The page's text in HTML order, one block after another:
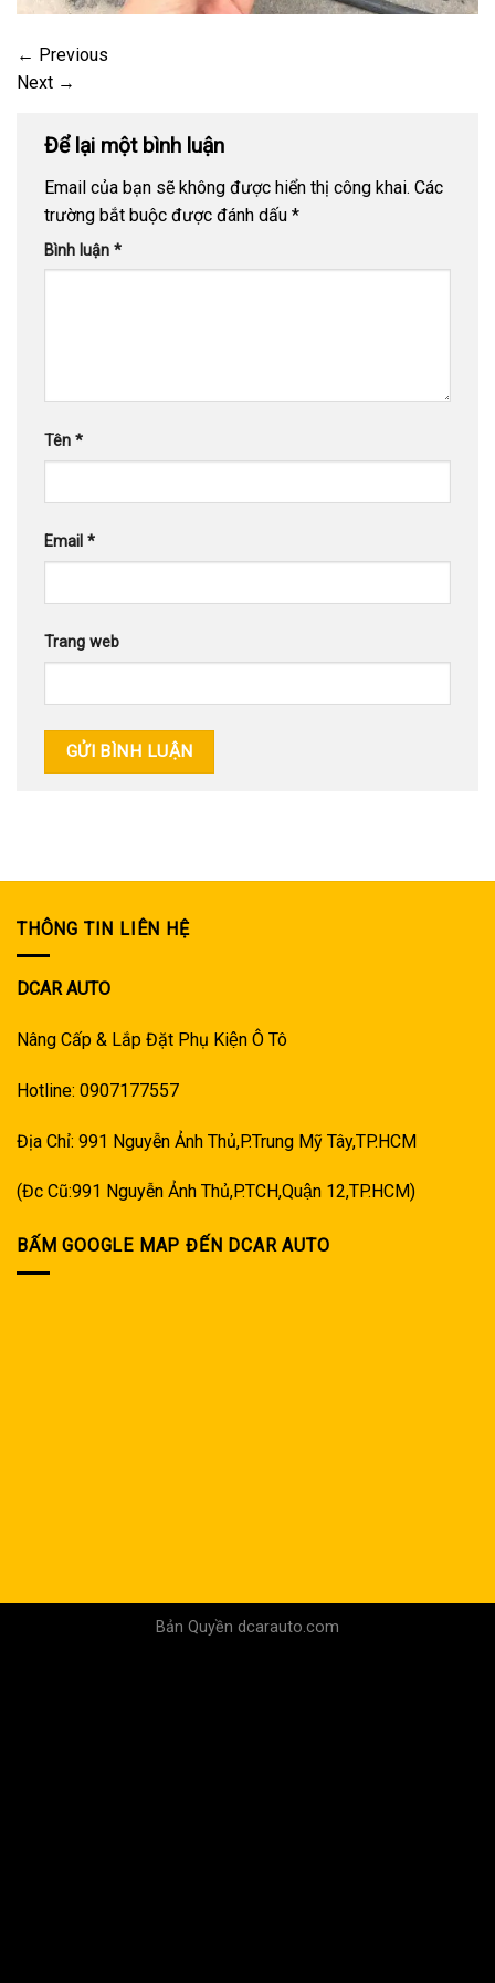
← Previous
Next →
Để lại một bình luận
Email của bạn sẽ không được hiển thị công khai. Các
trường bắt buộc được đánh dấu *
Bình luận *
Tên *
Email *
Trang web
THÔNG TIN LIÊN HỆ
DCAR AUTO
Nâng Cấp & Lắp Đặt Phụ Kiện Ô Tô
Hotline: 0907177557
Địa Chỉ: 991 Nguyễn Ảnh Thủ,P.Trung Mỹ Tây,TP.HCM
(Đc Cũ:991 Nguyễn Ảnh Thủ,P.TCH,Quận 12,TP.HCM)
BẤM GOOGLE MAP ĐẾN DCAR AUTO
Bản Quyền dcarauto.com